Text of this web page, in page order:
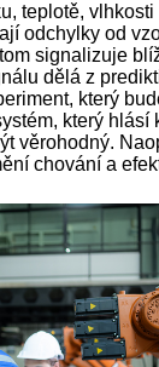
teplotě, vlhkosti
odchylky od
signalizuje
dělá z
který
který hlásí
věrohodný.
chování a